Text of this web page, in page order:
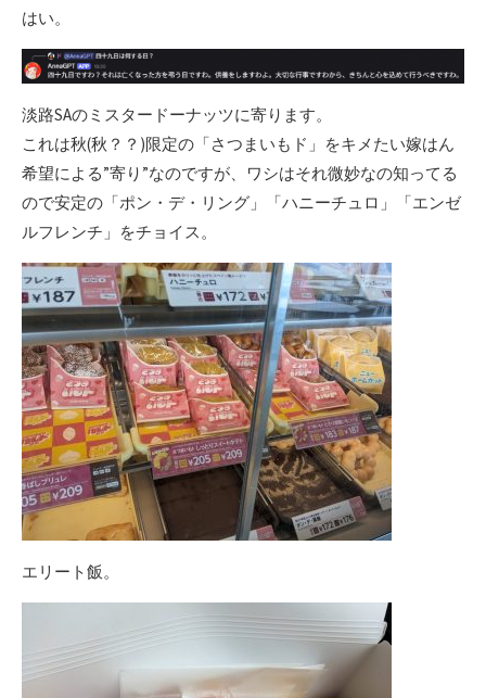
はい。
淡路SAのミスタードーナッツに寄ります。
これは秋(秋？？)限定の「さつまいもド」をキメたい嫁はん
希望による”寄り”なのですが、ワシはそれ微妙なの知ってる
ので安定の「ポン・デ・リング」「ハニーチュロ」「エンゼ
ルフレンチ」をチョイス。
エリート飯。